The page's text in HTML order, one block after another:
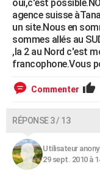
oui,c'est
agence suisse
un site.Nous en
sommes allés au
,la 2 au Nord c'est
francophone.Vous
Commenter
RÉPONSE 3 / 13
Utilisateur
29 sept. 2010 à